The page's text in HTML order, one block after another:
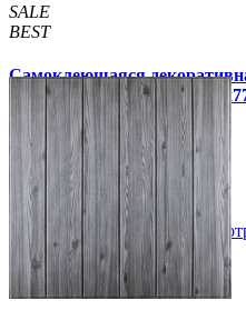
SALE
BEST
Самоклеющаяся
серый кирпич полоска
109 грн /шт 170 грн/шт
Купить В закладки